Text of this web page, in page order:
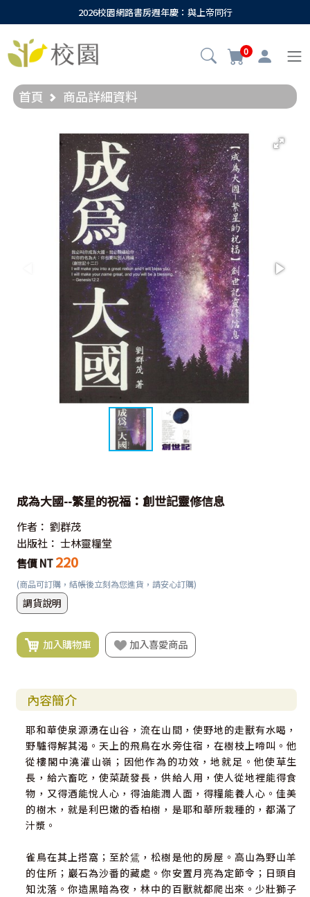
2026校園網路書房週年慶：與上帝同行
0
首頁 商品詳細資料
成為大國--繁星的祝福：創世記靈修信息
作者： 劉群茂
出版社： 士林靈糧堂
售價 NT 220
(商品可訂購，結帳後立刻為您進貨，請安心訂購)
調貨說明
加入購物車 加入喜愛商品
內容簡介
耶和華使泉源湧在山谷，流在山間，使野地的走獸有水喝，
野驢得解其渴。天上的飛鳥在水旁住宿，在樹枝上啼叫。他
從樓閣中澆灌山嶺；因他作為的功效，地就足。他使草生
長，給六畜吃，使菜蔬發長，供給人用，使人從地裡能得食
物，又得酒能悅人心，得油能潤人面，得糧能養人心。佳美
的樹木，就是利巴嫩的香柏樹，是耶和華所栽種的，都滿了
汁漿。
雀鳥在其上搭窩；至於鵀，松樹是他的房屋。高山為野山羊
的住所；巖石為沙番的藏處。你安置月亮為定節令；日頭自
知沈落。你造黑暗為夜，林中的百獸就都爬出來。少壯獅子